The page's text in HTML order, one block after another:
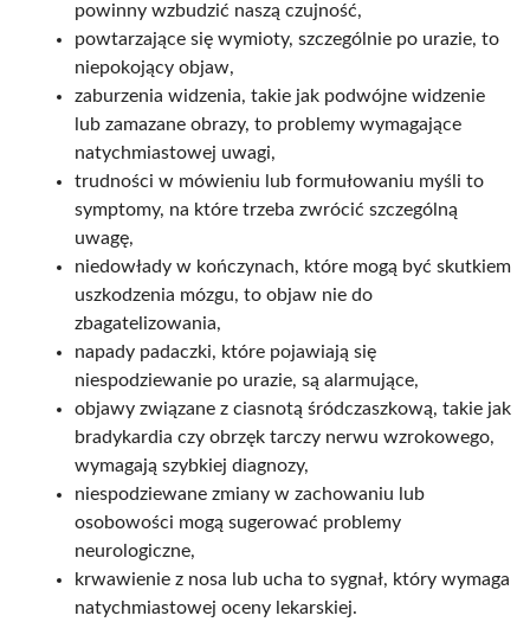
powinny wzbudzić naszą czujność,
powtarzające się wymioty, szczególnie po urazie, to
niepokojący objaw,
zaburzenia widzenia, takie jak podwójne widzenie
lub zamazane obrazy, to problemy wymagające
natychmiastowej uwagi,
trudności w mówieniu lub formułowaniu myśli to
symptomy, na które trzeba zwrócić szczególną
uwagę,
niedowłady w kończynach, które mogą być skutkiem
uszkodzenia mózgu, to objaw nie do
zbagatelizowania,
napady padaczki, które pojawiają się
niespodziewanie po urazie, są alarmujące,
objawy związane z ciasnotą śródczaszkową, takie jak
bradykardia czy obrzęk tarczy nerwu wzrokowego,
wymagają szybkiej diagnozy,
niespodziewane zmiany w zachowaniu lub
osobowości mogą sugerować problemy
neurologiczne,
krwawienie z nosa lub ucha to sygnał, który wymaga
natychmiastowej oceny lekarskiej.